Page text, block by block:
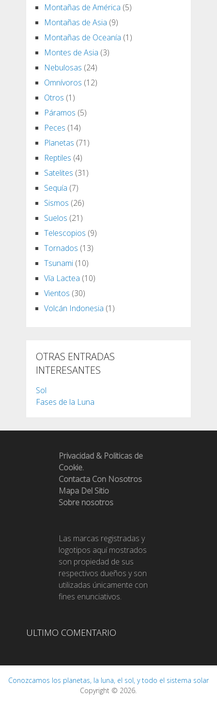
Montañas de América (5)
Montañas de Asia (9)
Montañas de Oceanía (1)
Montes de Asia (3)
Nebulosas (24)
Omnívoros (12)
Otros (1)
Páramos (5)
Peces (14)
Planetas (71)
Reptiles (4)
Satelites (31)
Sequía (7)
Sismos (26)
Suelos (21)
Telescopios (9)
Tornados (13)
Tsunami(10)
Vía Lactea (10)
Vientos (30)
Volcán Indonesia (1)
OTRAS ENTRADAS
INTERESANTES
Sol
Fases de la Luna
Privacidad & Politicas de
Cookie.
Contacta Con Nosotros
Mapa Del Sitio
Sobre nosotros
Las marcas registradas y
logotipos aquí mostrados
son propiedad de sus
respectivos dueños y son
utilizadas únicamente con
fines enunciativos.
ULTIMO COMENTARIO
Conozcamos los planetas, la luna, el sol, y todo el sistema solar
Copyright © 2026.